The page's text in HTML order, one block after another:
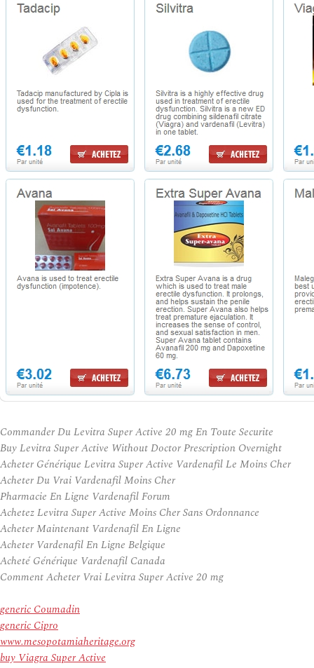
Commander Du Levitra Super Active 20 mg En Toute Securite
Buy Levitra Super Active Without Doctor Prescription Overnight
Acheter Générique Levitra Super Active Vardenafil Le Moins Cher
Acheter Du Vrai Vardenafil Moins Cher
Pharmacie En Ligne Vardenafil Forum
Achetez Levitra Super Active Moins Cher Sans Ordonnance
Acheter Maintenant Vardenafil En Ligne
Acheter Vardenafil En Ligne Belgique
Acheté Générique Vardenafil Canada
Comment Acheter Vrai Levitra Super Active 20 mg
generic Coumadin
generic Cipro
www.mesopotamiaheritage.org
buy Viagra Super Active